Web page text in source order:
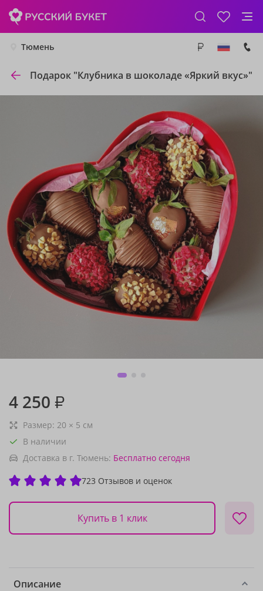
Тюмень
Подарок "Клубника в шоколаде «Яркий вкус»"
4 250 ₽
Размер: 20 × 5 см
В наличии
Доставка в г. Тюмень: Бесплатно сегодня
723 Отзывов и оценок
Купить в 1 клик
Описание